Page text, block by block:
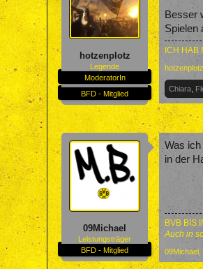
hotzenplotz
Legende
ModeratorIn
BFD - Mitglied
Besser
Spielen
ICH HAB
hotzenplotz
Chiara
09Michael
Leistungsträger
BFD - Mitglied
Was
in der
BVB BIS
Auch in
09Michael